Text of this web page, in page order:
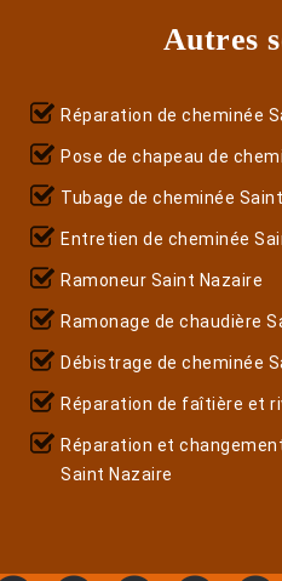
Autres
Réparation de cheminée
Pose de chapeau de
Tubage de cheminée
Entretien de cheminée
Ramoneur Saint Nazaire
Ramonage de chaudière
Débistrage de cheminée
Réparation de faîtière et
Réparation et
Saint Nazaire